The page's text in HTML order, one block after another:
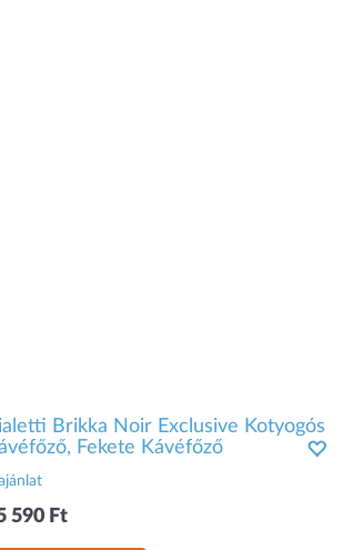
Brikka Noir Exclusive Kotyogós
Fekete Kávéfőző
590 Ft